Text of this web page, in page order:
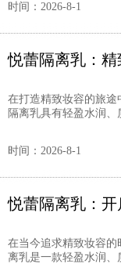
时间：2026-8-1
悦蕾隔离乳：
在打造精致妆容的旅
隔离乳具有轻盈水润
时间：2026-8-1
悦蕾隔离乳：
在当今追求精致妆容
离乳是一款轻盈水润